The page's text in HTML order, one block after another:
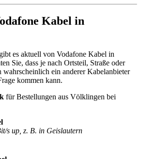
Kabel in
es aktuell von Vodafone Kabel in
Sie, dass je nach Ortsteil, Straße oder
ein anderer Kabelanbieter
kommen kann.
für Bestellungen aus Völklingen bei
s up, z. B. in Geislautern